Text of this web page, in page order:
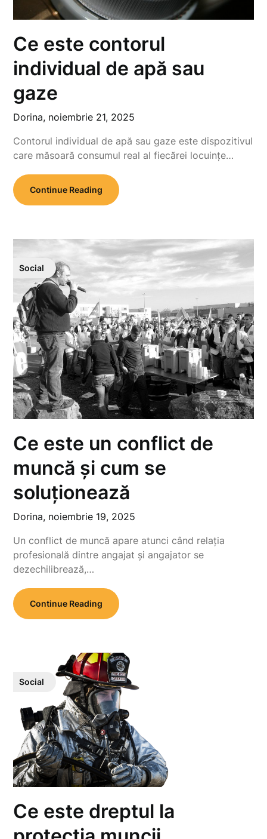
Ce este contorul
individual de apă sau
gaze
Dorina, noiembrie 21, 2025
Contorul individual de apă sau gaze este dispozitivul
care măsoară consumul real al fiecărei locuințe…
Continue Reading
Social
Ce este un conflict de
muncă și cum se
soluționează
Dorina, noiembrie 19, 2025
Un conflict de muncă apare atunci când relația
profesională dintre angajat și angajator se
dezechilibrează,…
Continue Reading
Social
Ce este dreptul la